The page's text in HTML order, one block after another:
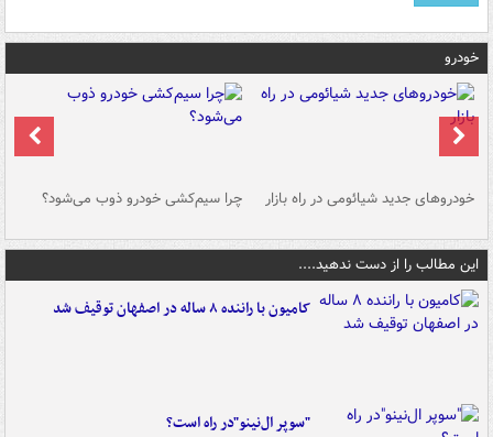
خودرو
خودروهای جدید شیائومی در راه بازار چرا سیم‌کشی خودرو ذوب می‌شود؟
این مطالب را از دست ندهید....
کامیون با راننده ۸ ساله در اصفهان توقیف شد
"سوپر ال‌نینو"در راه است؟